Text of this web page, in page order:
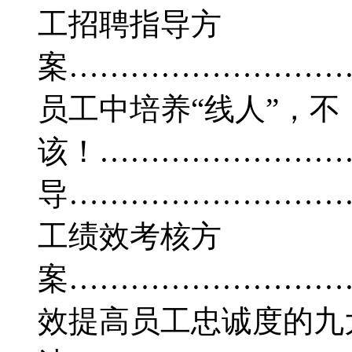
工招聘指导方
案
员工中培养“线人”，不
该！
导
工绩效考核方
案
效提高员工忠诚度的九